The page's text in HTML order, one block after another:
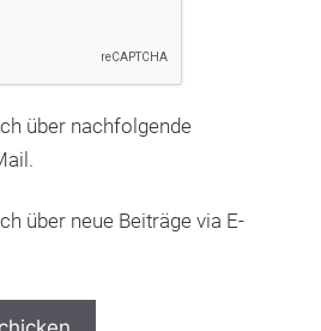
über nachfolgende
über neue Beiträge via E-